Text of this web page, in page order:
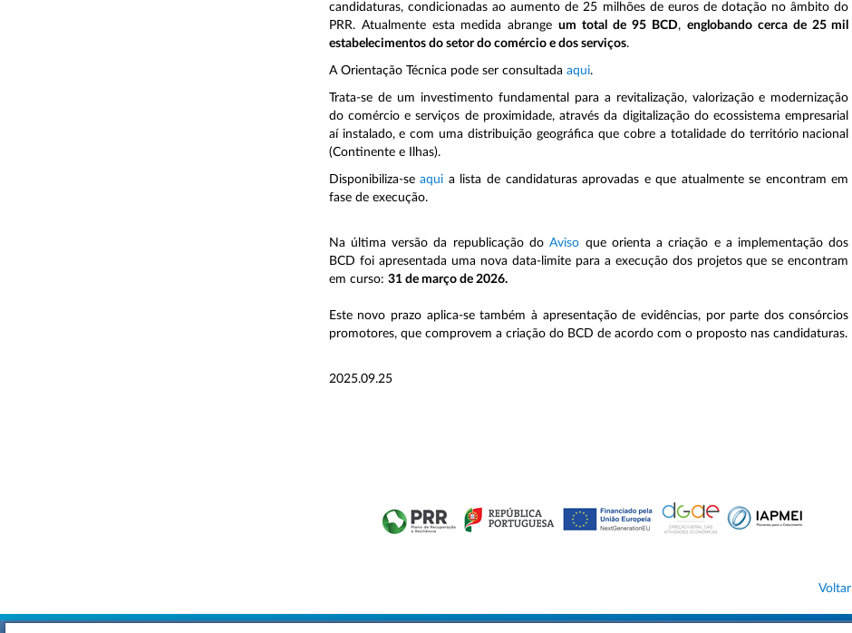
candidaturas, condicionadas ao aumento de 25 milhões de euros de dotação no âmbito do
PRR. Atualmente esta medida abrangeum total de 95 BCD, englobando cerca de 25 mil
estabelecimentos do setor do comércio e dos serviços.
A Orientação Técnica pode ser consultada aqui.
Trata-se de um investimento fundamental para a revitalização, valorização e modernização
do comércio e serviços de proximidade, através da digitalização do ecossistema empresarial
aí instalado, e com uma distribuição geográfica que cobre a totalidade do território nacional
(Continente e Ilhas).
Disponibiliza-seaqui a lista de candidaturas aprovadas e que atualmente se encontram em
fase de execução.
Na última versão da republicação doAviso que orienta a criação e a implementação dos
BCD foi apresentada uma nova data-limite para a execução dos projetos que se encontram
em curso: 31 de março de 2026.
Este novo prazo aplica-se também à apresentação de evidências, por parte dos consórcios
promotores, que comprovem a criação do BCD de acordo com o proposto nas candidaturas.
2025.09.25
Voltar